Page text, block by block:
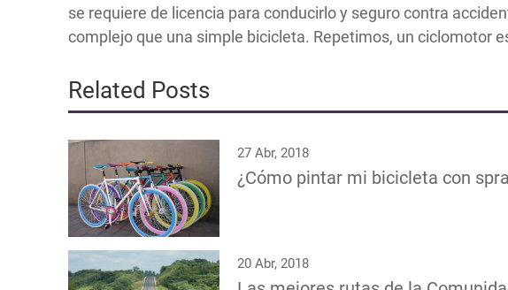
se requiere de licencia para conducirlo y seguro contra
complejo que una simple bicicleta. Repetimos, un ciclomotor
Related Posts
27 Abr, 2018
¿Cómo pintar mi bicicleta con
20 Abr, 2018